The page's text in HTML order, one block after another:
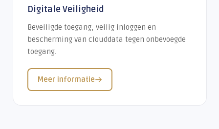
Digitale Veiligheid
Beveiligde toegang, veilig inloggen en
bescherming van clouddata tegen onbevoegde
toegang.
Meer informatie